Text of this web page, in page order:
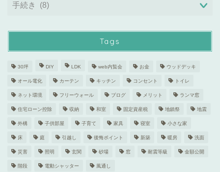
Tags
30坪 DIY LDK web内覧会 お金 ウッドデッキ
オール電化 カーテン キッチン コンセント トイレ
ネット環境 フリーウォール ブログ メリット ランマ窓
住宅ローン控除 収納 和室 固定資産税 地鎮祭 地震
外構 子供部屋 子育て 家具 寝室 小さな家
床 庭 引越し 後悔ポイント 新築 暖房 洗面
災害 照明 玄関 砂場 窓 耐震等級 金額公開
階段 電動シャッター 風通し